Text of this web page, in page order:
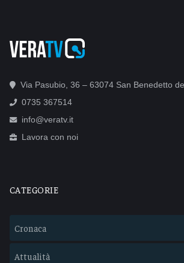
Via Pasubio, 36 – 63074 San Benedetto
0735 367514
info@veratv.it
Lavora con noi
CATEGORIE
Cronaca
Attualità